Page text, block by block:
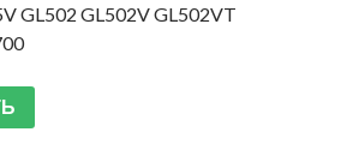
GL502 GL502V GL502VT